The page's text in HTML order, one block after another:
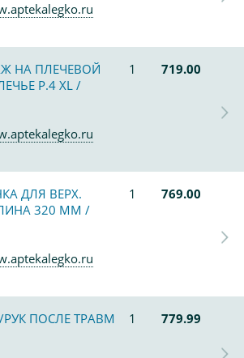
НА ПЛЕЧЕВОЙ
Р.4 XL /
1 719.00
ДЛЯ ВЕРХ.
320 ММ /
1 769.00
ПОСЛЕ ТРАВМ
1 779.99